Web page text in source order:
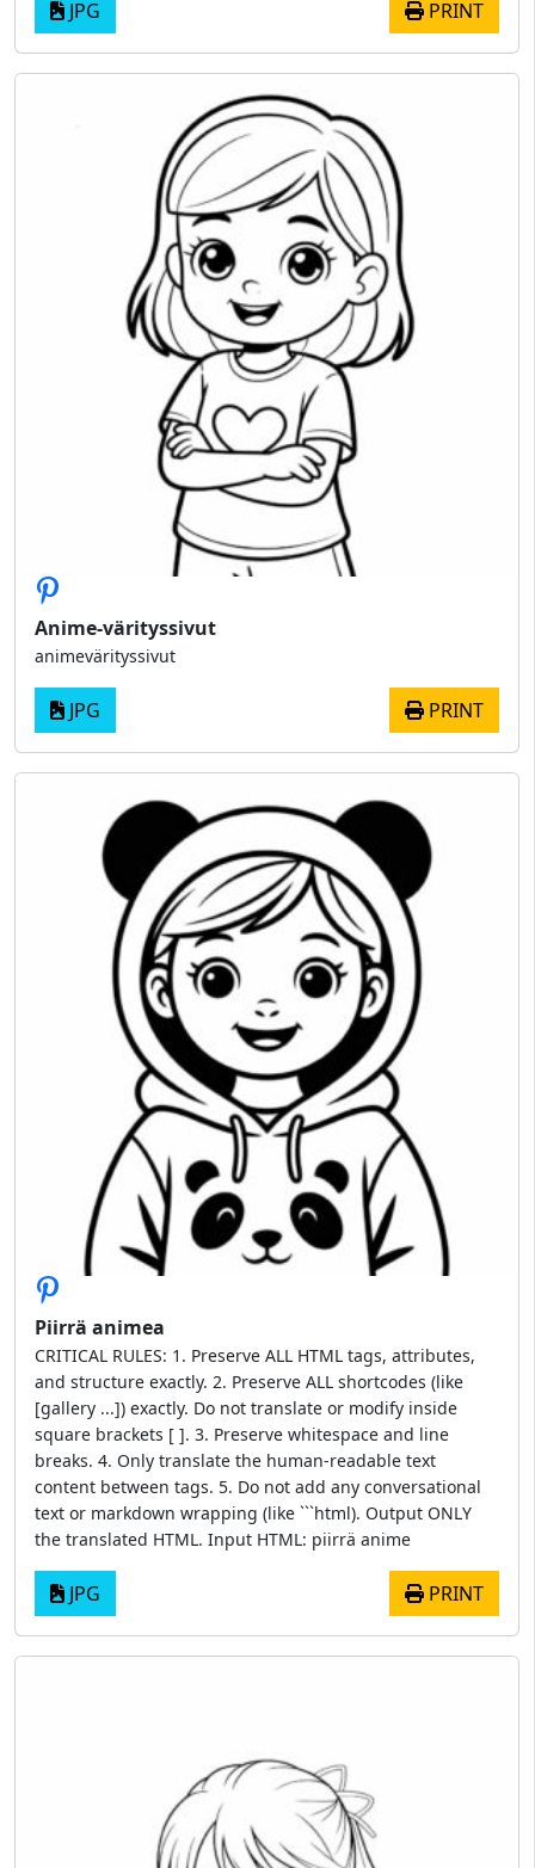
JPG PRINT
Anime-värityssivut
animevärityssivut
JPG PRINT
Piirrä animea
CRITICAL RULES: 1. Preserve ALL HTML tags, attributes,
and structure exactly. 2. Preserve ALL shortcodes (like
[gallery ...]) exactly. Do not translate or modify inside
square brackets [ ]. 3. Preserve whitespace and line
breaks. 4. Only translate the human-readable text
content between tags. 5. Do not add any conversational
text or markdown wrapping (like ```html). Output ONLY
the translated HTML. Input HTML: piirrä anime
JPG PRINT